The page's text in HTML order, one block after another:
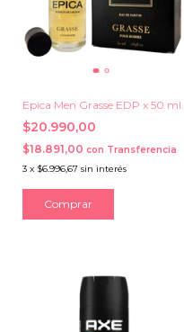
Epica Men Grasse EDP x 50 ml.
$20.990,00
$18.891,00 con Transferencia
3 x $6.996,67 sin interés